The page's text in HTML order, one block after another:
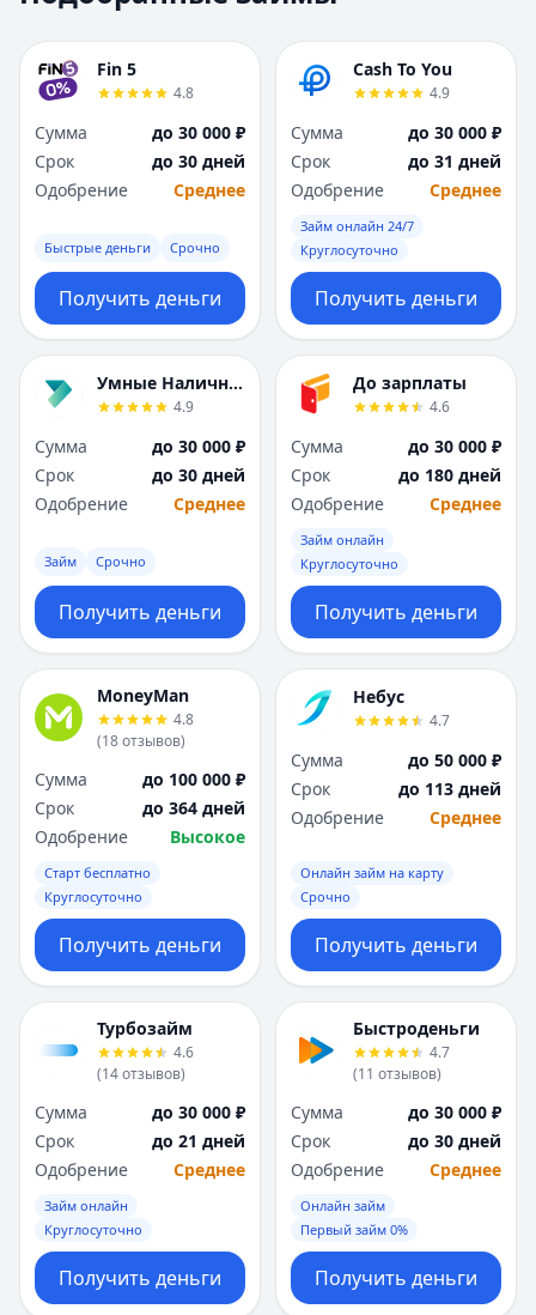
Н
Набережные Челны
Новокузнецк
Новосибирск
О
Омск
Оренбург
П
Пенза
Пермь
Ростов-на-Дону
Самара
Санкт-Петербург
Саратов
Севастополь
Сургут
Т
Тверь
Тольятти
Тюмень
У
Уфа
Х
Хабаровск
Ч
Чебоксары
Челябинск
Чита
Я
Ярославль
Вся Россия
Н
Набережные
Новокузнецк
Новосибирск
О
Омск
Оренбург
П
Пенза
Пермь
Ростов-на-Дону
Самара
Санкт-Петербург
Саратов
Севастополь
Сургут
Т
Тверь
Тольятти
Тюмень
У
Уфа
Х
Хабаровск
Ч
Чебоксары
Челябинск
Чита
Я
Ярославль
Вся Россия
Fin 5
4.8
Сумма
до 30 000 ₽
Срок
до 30 дней
Одобрение
Среднее
Быстрые деньги Срочно
Получить деньги
Cash To You
4.9
Сумма
до 30 000 ₽
Срок
до 31 дней
Одобрение
Среднее
Займ онлайн 24/7
Круглосуточно
Получить деньги
Умные Наличные
4.9
Сумма
до 30 000 ₽
Срок
до 30 дней
Одобрение
Среднее
Займ Срочно
Получить деньги
До зарплаты
4.6
Сумма
до 30 000 ₽
Срок
до 180 дней
Одобрение
Среднее
Займ онлайн
Круглосуточно
Получить деньги
MoneyMan
4.8
(18отзывов)
Сумма
до 100 000 ₽
Срок
до 364 дней
Одобрение
Высокое
Старт бесплатно
Круглосуточно
Получить деньги
Небус
4.7
Сумма
до 50 000 ₽
Срок
до 113 дней
Одобрение
Среднее
Онлайн займ на карту
Срочно
Получить деньги
Турбозайм
4.6
(14отзывов)
Сумма
до 30 000 ₽
Срок
до 21 дней
Одобрение
Среднее
Займ онлайн
Круглосуточно
Получить деньги
Быстроденьги
4.7
(11 отзывов)
Сумма
до 30 000 ₽
Срок
до 30 дней
Одобрение
Среднее
Онлайн займ
Первый займ 0%
Получить деньги